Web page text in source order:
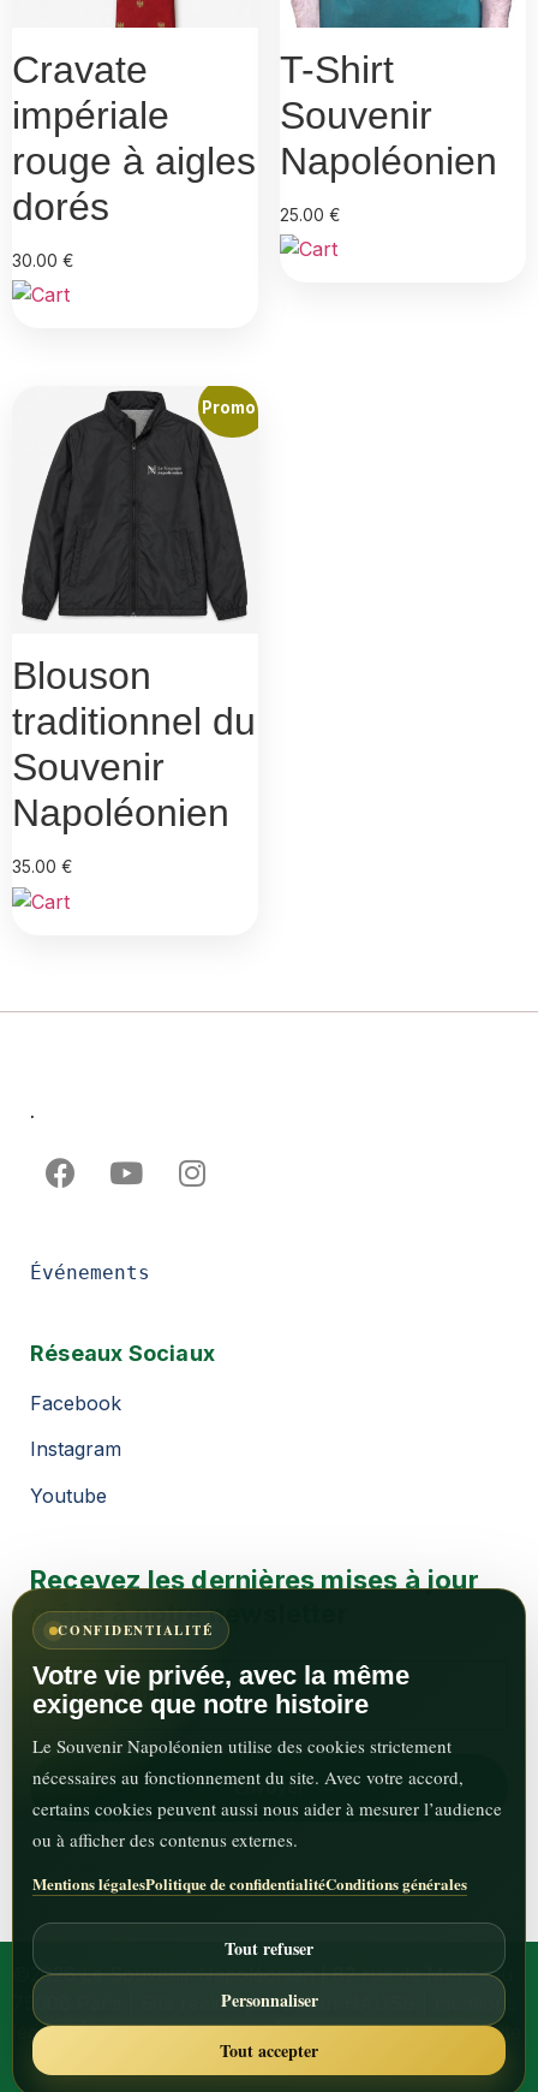
Cravate
impériale
rouge à aigles
dorés
30.00 €
T-Shirt
Souvenir
Napoléonien
25.00 €
Promo !
Blouson
traditionnel du
Souvenir
Napoléonien
35.00 €
.
Événements
Réseaux Sociaux
Facebook
Instagram
Youtube
Recevez les dernières mises à jour
grâce à notre newsletter
©2026 Le Souvenir Napoléonien | 82 rue de Monceau
75008 Paris | Site réalisé par Julien HAUSS |
légales|termes-et-conditions|politique de confidentialité
CONFIDENTIALITÉ
Votre vie privée, avec la même
exigence que notre histoire
Le Souvenir Napoléonien utilise des cookies strictement
nécessaires au fonctionnement du site. Avec votre accord,
certains cookies peuvent aussi nous aider à mesurer l’audience
ou à afficher des contenus externes.
Mentions légalesPolitique de confidentialitéConditions générales
Tout refuser
Personnaliser
Tout accepter